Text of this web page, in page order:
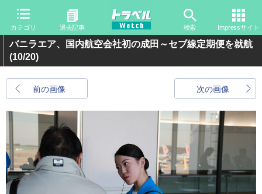
カテゴリ 過去記事 検索 Impressサイト
バニラエア、国内航空会社初の成田～セブ線定期便を就航
(10/20)
前の画像 次の画像